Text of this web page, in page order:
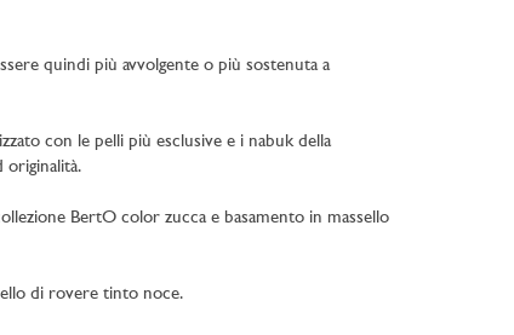
quindi più avvolgente o più sostenuta a
con le pelli più esclusive e i nabuk della
originalità.
BertO color zucca e basamento in massello
di rovere tinto noce.